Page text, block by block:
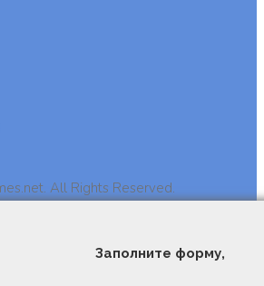
All Rights Reserved.
Заполните форму,